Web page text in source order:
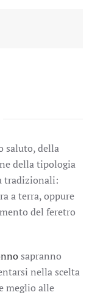
saluto, della
della tipologia
tradizionali:
a terra, oppure
del feretro
sapranno
nella scelta
meglio alle